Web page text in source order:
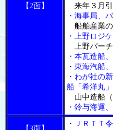
【2面】
来年３月引
・海事局、
船舶産業の
・上野ロジ
上野バーチ
・本瓦造船
・東海汽船
・わが社の
船「希洋丸
山中造船
・鈴与海運
【3面】
・ＪＲＴＴ